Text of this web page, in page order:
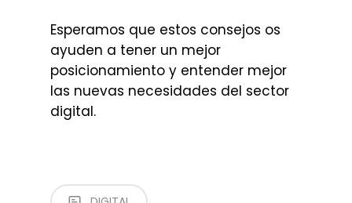
Esperamos que estos consejos os
ayuden a tener un mejor
posicionamiento y entender mejor
las nuevas necesidades del sector
digital.